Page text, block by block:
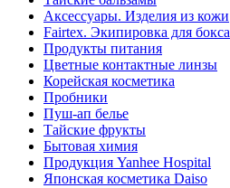
Аксессуары. Изделия из кожи
Fairtex. Экипировка для бокса
Продукты питания
Цветные контактные линзы
Корейская косметика
Пробники
Пуш-ап белье
Тайские фрукты
Бытовая химия
Продукция Yanhee Hospital
Японская косметика Daiso